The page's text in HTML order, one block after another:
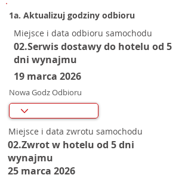
1a. Aktualizuj godziny odbioru
Miejsce i data odbioru samochodu
02.Serwis dostawy do hotelu od 5
dni wynajmu
19 marca 2026
Nowa Godz Odbioru
Miejsce i data zwrotu samochodu
02.Zwrot w hotelu od 5 dni
wynajmu
25 marca 2026